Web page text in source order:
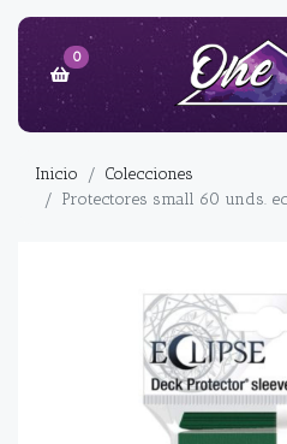
0
Inicio
Colecciones
Protectores small 60 unds.